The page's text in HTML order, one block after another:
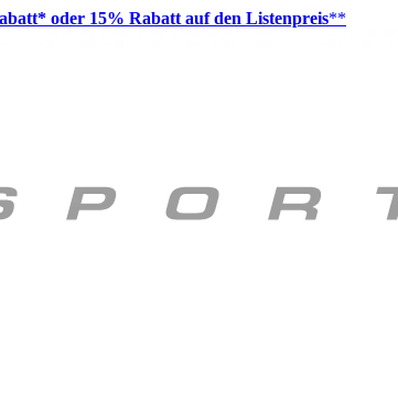
oder 15% Rabatt auf den Listenpreis**